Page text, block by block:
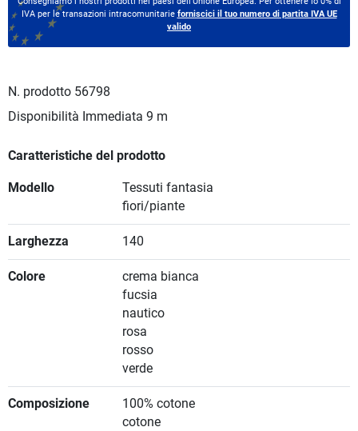
IVA per le transazioni intracomunitarie forniscici il tuo numero di partita IVA UE
valido
N. prodotto 56798
Disponibilità Immediata 9 m
Caratteristiche del prodotto
Modello
Tessuti fantasia
fiori/piante
Larghezza 140
Colore
crema bianca
fucsia
nautico
rosa
rosso
verde
Composizione
100% cotone
cotone